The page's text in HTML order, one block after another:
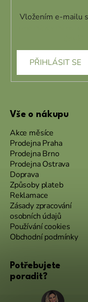
Vložením e-mailu
PŘIHLÁSIT SE
Vše o nákupu
Akce měsíce
Prodejna Praha
Prodejna Brno
Prodejna Ostrava
Doprava
Způsoby plateb
Reklamace
Zásady zpracování
osobních údajů
Používání cookies
Obchodní podmínky
Potřebujete
poradit?